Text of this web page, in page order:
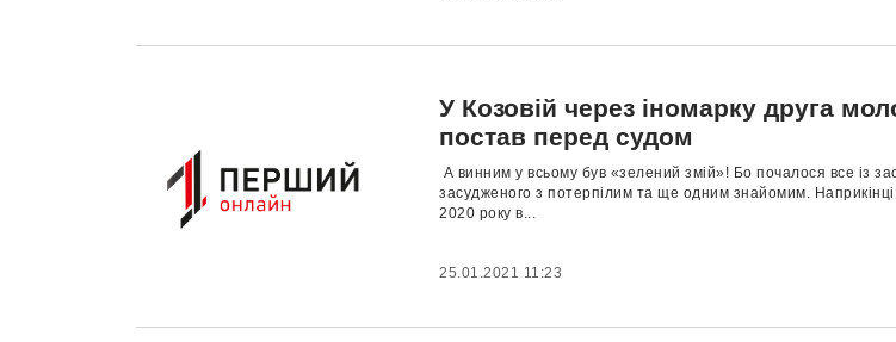
У Козовій через іномарку друга
постав перед судом
А винним у всьому був «зелений змій»! Бо почалося все із
засудженого з потерпілим та ще одним знайомим.
2020 року в...
25.01.2021 11:23